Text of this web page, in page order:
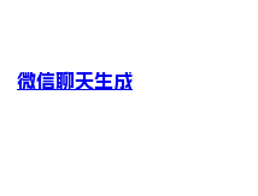
微信聊天生成